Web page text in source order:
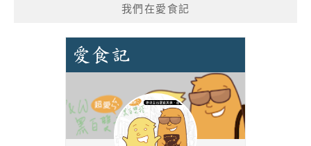
我們在愛食記